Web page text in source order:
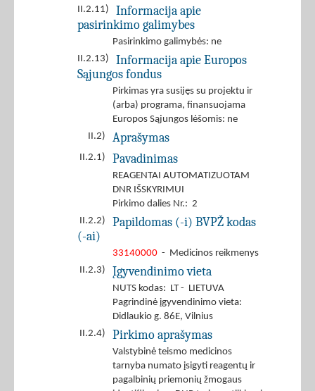
II.2.11)
Informacija apie
pasirinkimo galimybes
Pasirinkimo galimybės: ne
II.2.13)
Informacija apie Europos
Sąjungos fondus
Pirkimas yra susijęs su projektu ir
(arba) programa, finansuojama
Europos Sąjungos lėšomis: ne
II.2)
Aprašymas
II.2.1) Pavadinimas
REAGENTAI AUTOMATIZUOTAM
DNR IŠSKYRIMUI
Pirkimo dalies Nr.: 2
II.2.2)
Papildomas (-i) BVPŽ kodas
(-ai)
33140000 - Medicinos reikmenys
II.2.3)
Įgyvendinimo vieta
NUTS kodas: LT - LIETUVA
Pagrindinė įgyvendinimo vieta:
Didlaukio g. 86E, Vilnius
II.2.4)
Pirkimo aprašymas
Valstybinė teismo medicinos
tarnyba numato įsigyti reagentų ir
pagalbinių priemonių žmogaus